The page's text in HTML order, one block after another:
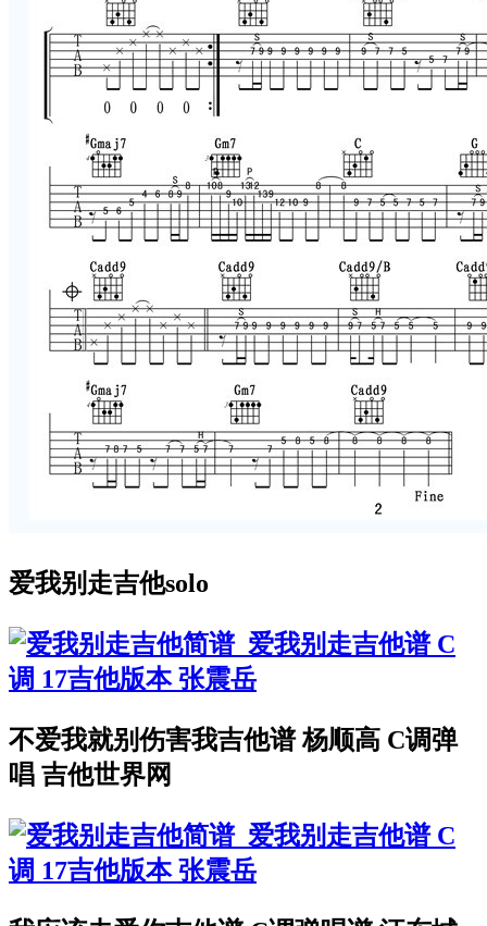
爱我别走吉他solo
不爱我就别伤害我吉他谱 杨顺高 C调弹
唱 吉他世界网